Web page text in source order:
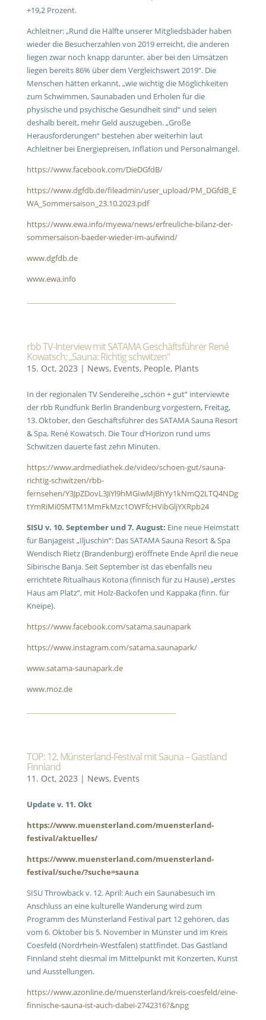
+19,2 Prozent.
Achleitner: „Rund die Hälfte unserer Mitgliedsbäder haben
wieder die Besucherzahlen von 2019 erreicht, die anderen
liegen zwar noch knapp darunter, aber bei den Umsätzen
liegen bereits 86% über dem Vergleichswert 2019“. Die
Menschen hätten erkannt, „wie wichtig die Möglichkeiten
zum Schwimmen, Saunabaden und Erholen für die
physische und psychische Gesundheit sind“ und seien
deshalb bereit, mehr Geld auszugeben. „Große
Herausforderungen“ bestehen aber weiterhin laut
Achleitner bei Energiepreisen, Inflation und Personalmangel.
https://www.facebook.com/DieDGfdB/
https://www.dgfdb.de/fileadmin/user_upload/PM_DGfdB_E
WA_Sommersaison_23.10.2023.pdf
https://www.ewa.info/myewa/news/erfreuliche-bilanz-der-
sommersaison-baeder-wieder-im-aufwind/
www.dgfdb.de
www.ewa.info
rbb TV-Interview mit SATAMA Geschäftsführer René
Kowatsch: „Sauna: Richtig schwitzen“
15. Oct, 2023 | News, Events, People, Plants
In der regionalen TV Sendereihe „schön + gut“ interviewte
der rbb Rundfunk Berlin Brandenburg vorgestern, Freitag,
13. Oktober, den Geschäftsführer des SATAMA Sauna Resort
& Spa, René Kowatsch. Die Tour d’Horizon rund ums
Schwitzen dauerte fast zehn Minuten.
https://www.ardmediathek.de/video/schoen-gut/sauna-
richtig-schwitzen/rbb-
fernsehen/Y3JpZDovL3JiYl9hMGIwMjBhYy1kNmQ2LTQ4NDg
tYmRiMi05MTM1MmFkMzc1OWFfcHVibGljYXRpb24
SISU v. 10. September und 7. August: Eine neue Heimstatt
für Banjageist „Iljuschin“: Das SATAMA Sauna Resort & Spa
Wendisch Rietz (Brandenburg) eröffnete Ende April die neue
Sibirische Banja. Seit September ist das ebenfalls neu
errichtete Ritualhaus Kotona (finnisch für zu Hause) „erstes
Haus am Platz“, mit Holz-Backofen und Kappaka (finn. für
Kneipe).
https://www.facebook.com/satama.saunapark
https://www.instagram.com/satama.saunapark/
www.satama-saunapark.de
www.moz.de
TOP: 12. Münsterland-Festival mit Sauna – Gastland
Finnland
11. Oct, 2023 | News, Events
Update v. 11. Okt
https://www.muensterland.com/muensterland-
festival/aktuelles/
https://www.muensterland.com/muensterland-
festival/suche/?suche=sauna
SISU Throwback v. 12. April: Auch ein Saunabesuch im
Anschluss an eine kulturelle Wanderung wird zum
Programm des Münsterland Festival part 12 gehören, das
vom 6. Oktober bis 5. November in Münster und im Kreis
Coesfeld (Nordrhein-Westfalen) stattfindet. Das Gastland
Finnland steht diesmal im Mittelpunkt mit Konzerten, Kunst
und Ausstellungen.
https://www.azonline.de/muensterland/kreis-coesfeld/eine-
finnische-sauna-ist-auch-dabei-2742316?&npg